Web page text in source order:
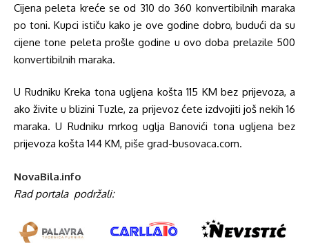
Cijena peleta kreće se od 310 do 360 konvertibilnih maraka
po toni. Kupci ističu kako je ove godine dobro, budući da su
cijene tone peleta prošle godine u ovo doba prelazile 500
konvertibilnih maraka.
U Rudniku Kreka tona ugljena košta 115 KM bez prijevoza, a
ako živite u blizini Tuzle, za prijevoz ćete izdvojiti još nekih 16
maraka. U Rudniku mrkog uglja Banovići tona ugljena bez
prijevoza košta 144 KM, piše grad-busovaca.com.
NovaBila.info
Rad portala podržali: